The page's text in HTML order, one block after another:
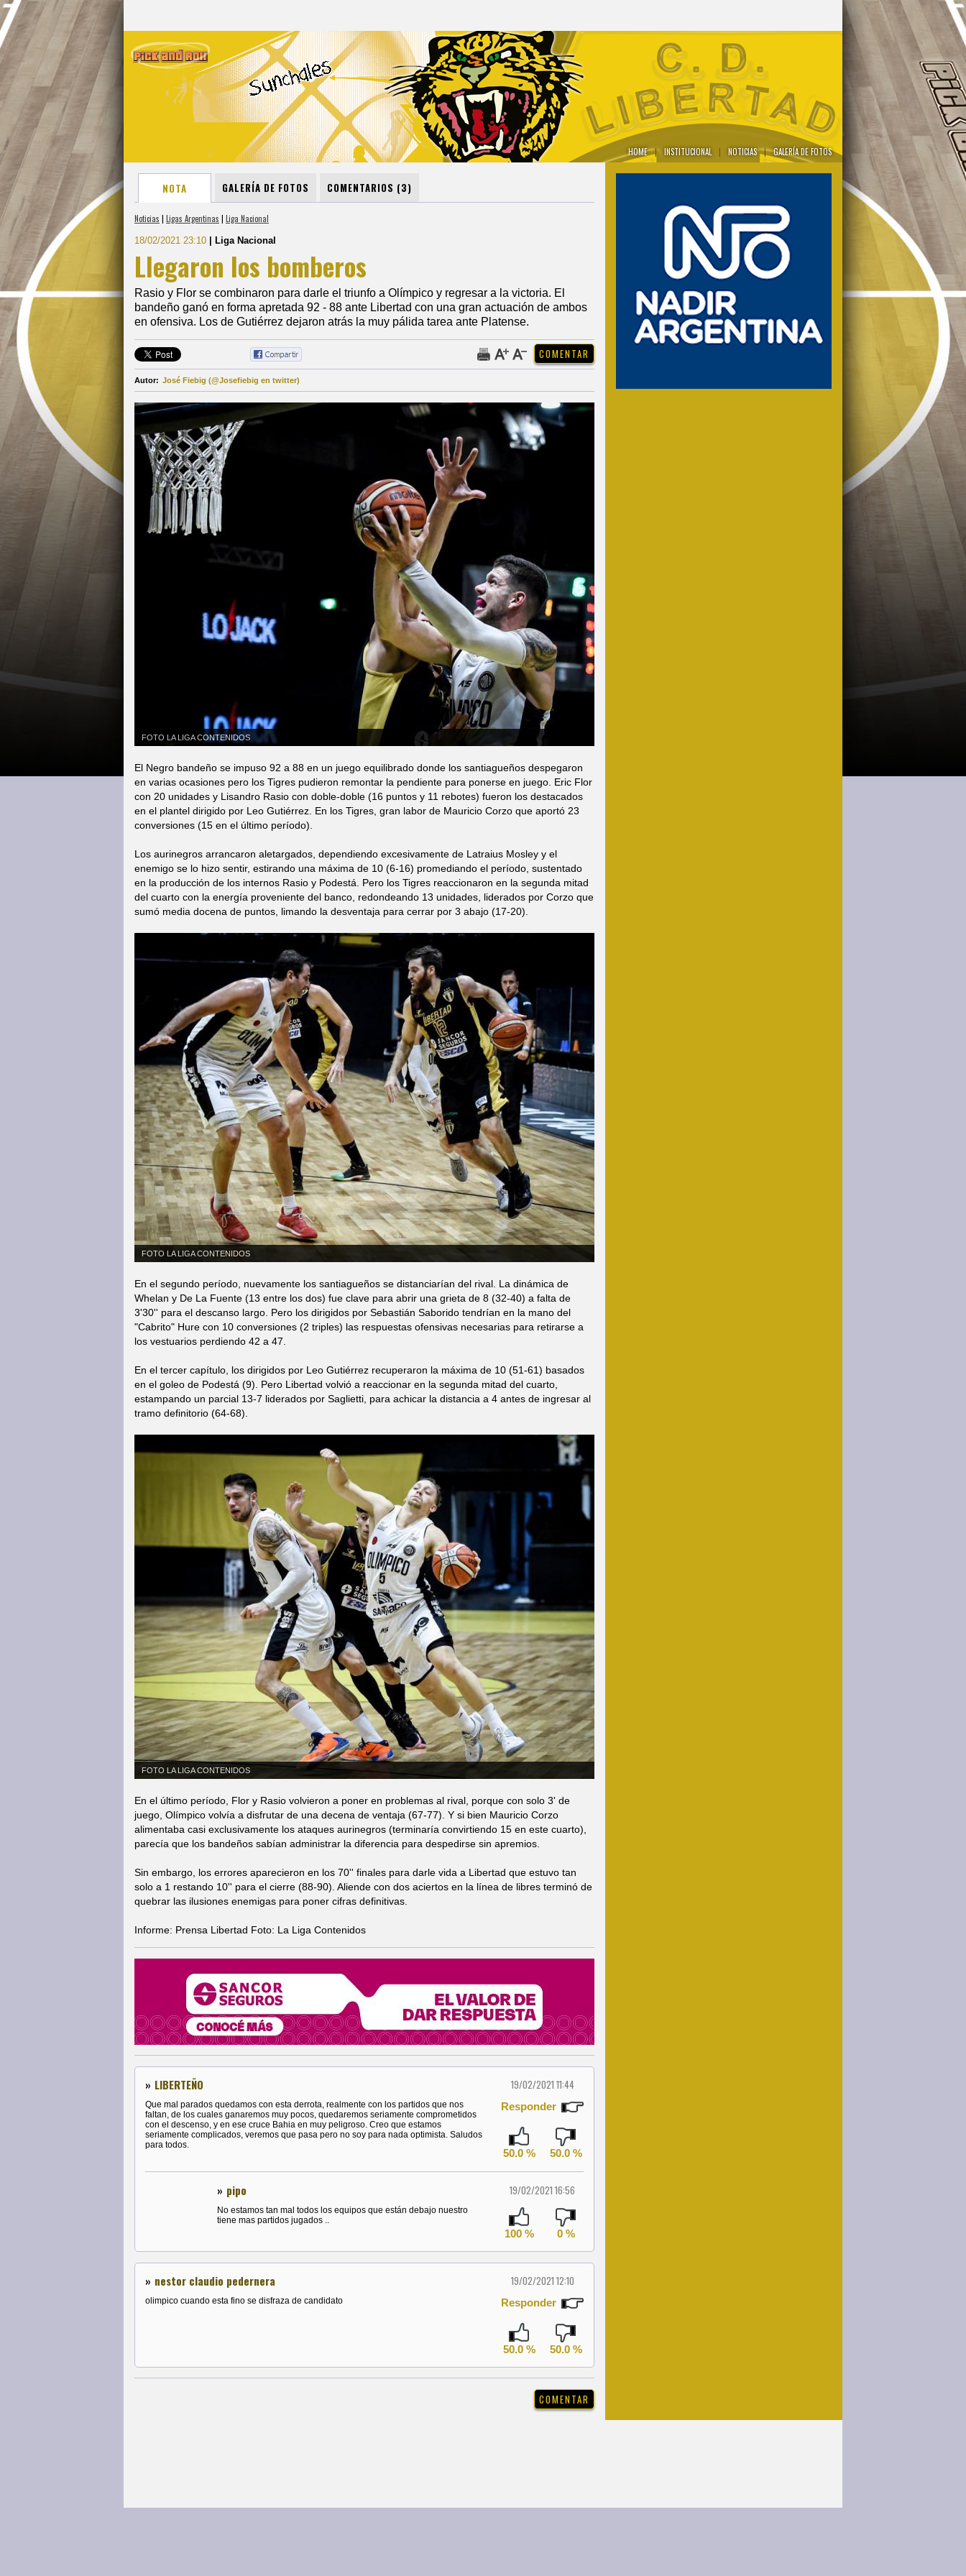
HOME | INSTITUCIONAL | NOTICIAS | GALERÍA DE FOTOS
NOTA GALERÍA DE FOTOS COMENTARIOS (3)
Noticias | Ligas Argentinas | Liga Nacional
18/02/2021 23:10 | Liga Nacional
Llegaron los bomberos
Rasio y Flor se combinaron para darle el triunfo a Olímpico y regresar a la victoria. El
bandeño ganó en forma apretada 92 - 88 ante Libertad con una gran actuación de ambos
en ofensiva. Los de Gutiérrez dejaron atrás la muy pálida tarea ante Platense.
Autor: José Fiebig (@Josefiebig en twitter)
FOTO LA LIGA CONTENIDOS
El Negro bandeño se impuso 92 a 88 en un juego equilibrado donde los santiagueños despegaron
en varias ocasiones pero los Tigres pudieron remontar la pendiente para ponerse en juego. Eric Flor
con 20 unidades y Lisandro Rasio con doble-doble (16 puntos y 11 rebotes) fueron los destacados
en el plantel dirigido por Leo Gutiérrez. En los Tigres, gran labor de Mauricio Corzo que aportó 23
conversiones (15 en el último período).
Los aurinegros arrancaron aletargados, dependiendo excesivamente de Latraius Mosley y el
enemigo se lo hizo sentir, estirando una máxima de 10 (6-16) promediando el período, sustentado
en la producción de los internos Rasio y Podestá. Pero los Tigres reaccionaron en la segunda mitad
del cuarto con la energía proveniente del banco, redondeando 13 unidades, liderados por Corzo que
sumó media docena de puntos, limando la desventaja para cerrar por 3 abajo (17-20).
FOTO LA LIGA CONTENIDOS
En el segundo período, nuevamente los santiagueños se distanciarían del rival. La dinámica de
Whelan y De La Fuente (13 entre los dos) fue clave para abrir una grieta de 8 (32-40) a falta de
3'30'' para el descanso largo. Pero los dirigidos por Sebastián Saborido tendrían en la mano del
"Cabrito" Hure con 10 conversiones (2 triples) las respuestas ofensivas necesarias para retirarse a
los vestuarios perdiendo 42 a 47.
En el tercer capítulo, los dirigidos por Leo Gutiérrez recuperaron la máxima de 10 (51-61) basados
en el goleo de Podestá (9). Pero Libertad volvió a reaccionar en la segunda mitad del cuarto,
estampando un parcial 13-7 liderados por Saglietti, para achicar la distancia a 4 antes de ingresar al
tramo definitorio (64-68).
FOTO LA LIGA CONTENIDOS
En el último período, Flor y Rasio volvieron a poner en problemas al rival, porque con solo 3' de
juego, Olímpico volvía a disfrutar de una decena de ventaja (67-77). Y si bien Mauricio Corzo
alimentaba casi exclusivamente los ataques aurinegros (terminaría convirtiendo 15 en este cuarto),
parecía que los bandeños sabían administrar la diferencia para despedirse sin apremios.
Sin embargo, los errores aparecieron en los 70'' finales para darle vida a Libertad que estuvo tan
solo a 1 restando 10'' para el cierre (88-90). Aliende con dos aciertos en la línea de libres terminó de
quebrar las ilusiones enemigas para poner cifras definitivas.
Informe: Prensa Libertad Foto: La Liga Contenidos
» LIBERTEÑO 19/02/2021 11:44
Que mal parados quedamos con esta derrota, realmente con los partidos que nos
faltan, de los cuales ganaremos muy pocos, quedaremos seriamente comprometidos
con el descenso, y en ese cruce Bahia en muy peligroso. Creo que estamos
seriamente complicados, veremos que pasa pero no soy para nada optimista. Saludos
para todos.
Responder
50.0 % 50.0 %
» pipo 19/02/2021 16:56
No estamos tan mal todos los equipos que están debajo nuestro
tiene mas partidos jugados ..
100 % 0 %
» nestor claudio pedernera 19/02/2021 12:10
olimpico cuando esta fino se disfraza de candidato Responder
50.0 % 50.0 %